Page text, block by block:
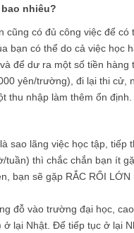
nhiêu?
cũng có đủ công việc để
bạn có thể do cả việc
để dư ra một số tiền
yên/trường), đi lại thi
thu nhập làm thêm ổn định.
sao lãng việc học tập,
tuần) thì chắc chắn bạn ít
bạn sẽ gặp RẮC RỐI
đỗ vào trường đại học,
lại Nhật. Để tiếp tục ở lại